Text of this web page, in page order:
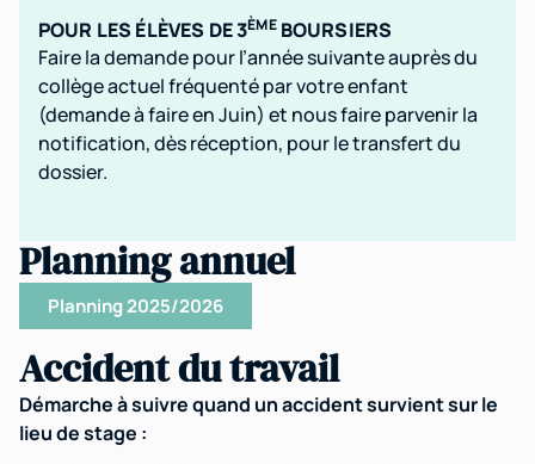
Planning annuel
Planning 2025/2026
Accident du travail
Démarche à suivre quand un accident survient sur le
lieu de stage :
POUR LES ÉLÈVES DE 3ÈMEBOURSIERS
Faire la demande pour l’année suivante auprès du
collège actuel fréquenté par votre enfant
(demande à faire en Juin) et nous faire parvenir la
notification, dès réception, pour le transfert du
dossier.